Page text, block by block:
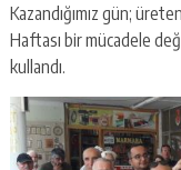
Kazandığımız gün;
Haftası bir mücadele
kullandı.